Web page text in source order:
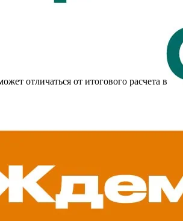
отличаться от итогового расчета в